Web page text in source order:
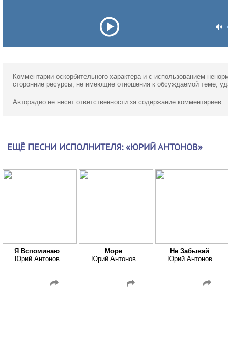
Комментарии оскорбительного характера и с использованием
сторонние ресурсы, не имеющие отношения к обсуждаемой теме,
Авторадио не несет ответственности за содержание комментариев.
ЕЩЁ ПЕСНИ ИСПОЛНИТЕЛЯ: «ЮРИЙ АНТОНОВ»
Я Вспоминаю
Юрий Антонов
Море
Юрий Антонов
Не Забывай
Юрий Антонов